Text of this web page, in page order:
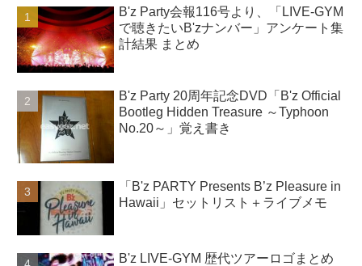
B'z Party会報116号より、「LIVE-GYM
で聴きたいB'zナンバー」アンケート集
計結果 まとめ
B'z Party 20周年記念DVD「B'z Official
Bootleg Hidden Treasure ～Typhoon
No.20～」覚え書き
「B'z PARTY Presents B’z Pleasure in
Hawaii」セットリスト＋ライブメモ
B'z LIVE-GYM 歴代ツアーロゴまとめ